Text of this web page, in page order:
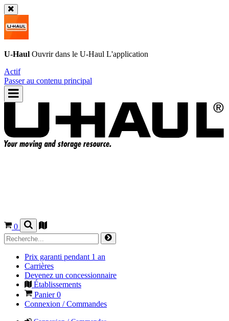
U-Haul Ouvrir dans le U-Haul L'application
Actif
Passer au contenu principal
0
Prix garanti pendant 1 an
Carrières
Devenez un concessionnaire
Établissements
Panier0
Connexion / Commandes